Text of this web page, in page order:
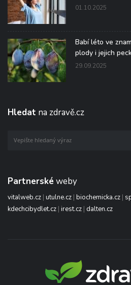
01.10.2025
Babí léto ve
plody i jejich
29.09.2025
Hledat na zdravě.cz
Partnerské weby
vitalweb.cz | utulne.cz | biochemicka.cz |
kdechcibydlet.cz | irest.cz | dalten.cz